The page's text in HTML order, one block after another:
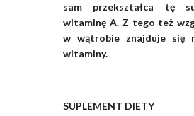
sam przekształca tę
witaminę A. Z tego też
w wątrobie znajduje się
witaminy.
SUPLEMENT DIETY